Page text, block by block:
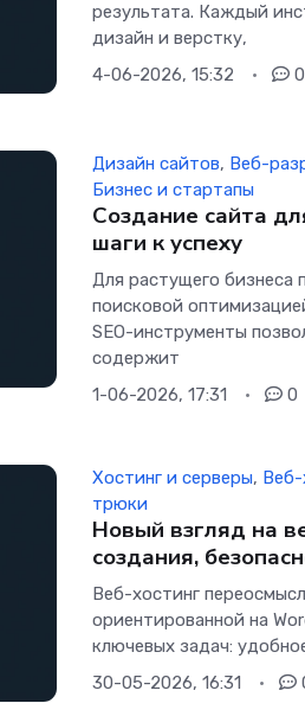
результата. Каждый
дизайн и верстку,
4-06-2026, 15:32
0
Дизайн сайтов, Веб-
Бизнес и стартапы
Создание сайта
шаги к успеху
Для растущего бизнеса
поисковой
SEO-инструменты
содержит
1-06-2026, 17:31
0
Хостинг и серверы, Веб-
трюки
Новый взгляд на
создания,
Веб-хостинг
ориентированной на
ключевых задач:
30-05-2026, 16:31